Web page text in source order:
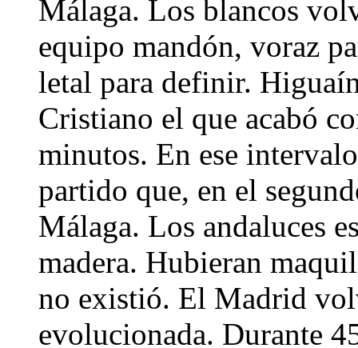
Málaga. Los blancos
equipo mandón, voraz
letal para definir.
Cristiano el que acabó
minutos. En ese
partido que, en el
Málaga. Los andaluces
madera. Hubieran
no existió. El Madrid
evolucionada. Durante